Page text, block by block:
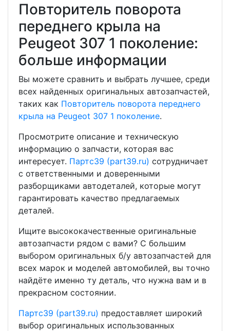
Повторитель поворота
переднего крыла на
Peugeot 307 1 поколение:
больше информации
Вы можете сравнить и выбрать лучшее, среди
всех найденных оригинальных автозапчастей,
таких как Повторитель поворота переднего
крыла на Peugeot 307 1 поколение.
Просмотрите описание и техническую
информацию о запчасти, которая вас
интересует. Партс39 (part39.ru) сотрудничает
с ответственными и доверенными
разборщиками автодеталей, которые могут
гарантировать качество предлагаемых
деталей.
Ищите высококачественные оригинальные
автозапчасти рядом с вами? С большим
выбором оригинальных б/у автозапчастей для
всех марок и моделей автомобилей, вы точно
найдёте именно ту деталь, что нужна вам и в
прекрасном состоянии.
Партс39 (part39.ru) предоставляет широкий
выбор оригинальных использованных